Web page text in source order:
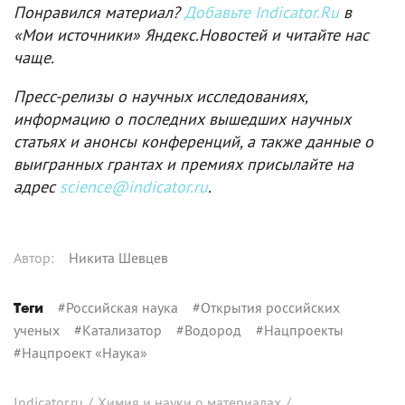
Понравился материал?Добавьте Indicator.Ruв
«Мои источники» Яндекс.Новостей и читайте нас
чаще.
Пресс-релизы о научных исследованиях,
информацию о последних вышедших научных
статьях и анонсы конференций, а также данные о
выигранных грантах и премиях присылайте на
адресscience@indicator.ru.
Автор: Никита Шевцев
Теги #Российская наука #Открытия российских
ученых #Катализатор #Водород #Нацпроекты
#Нацпроект «Наука»